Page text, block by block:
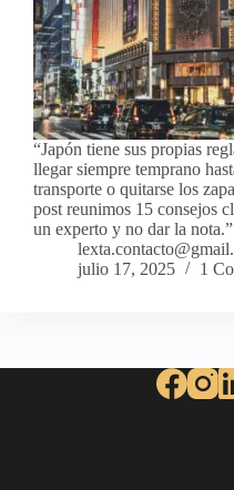
“Japón tiene sus propias
llegar siempre temprano
transporte o quitarse los
post reunimos 15 consejos
un experto y no dar la nota.”
julio 17, 2025
1